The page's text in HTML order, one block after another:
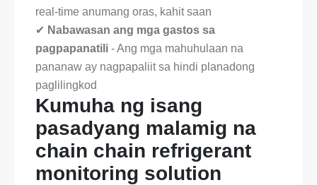
real-time anumang oras, kahit saan
✔ Nabawasan ang mga gastos sa
pagpapanatili - Ang mga mahuhulaan na
pananaw ay nagpapaliit sa hindi planadong
paglilingkod
Kumuha ng isang
pasadyang malamig na
chain chain refrigerant
monitoring solution